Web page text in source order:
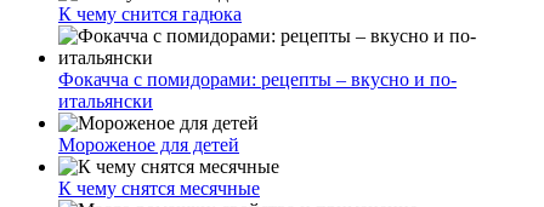
К чему снится гадюка
Фокачча с помидорами: рецепты – вкусно и по-
итальянски
Мороженое для детей
К чему снятся месячные